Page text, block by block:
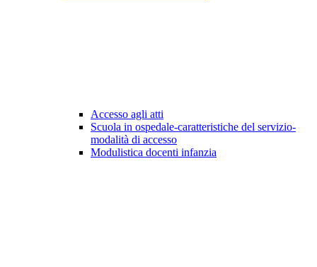
Accesso agli atti
Scuola in ospedale-caratteristiche del servizio-
modalità di accesso
Modulistica docenti infanzia